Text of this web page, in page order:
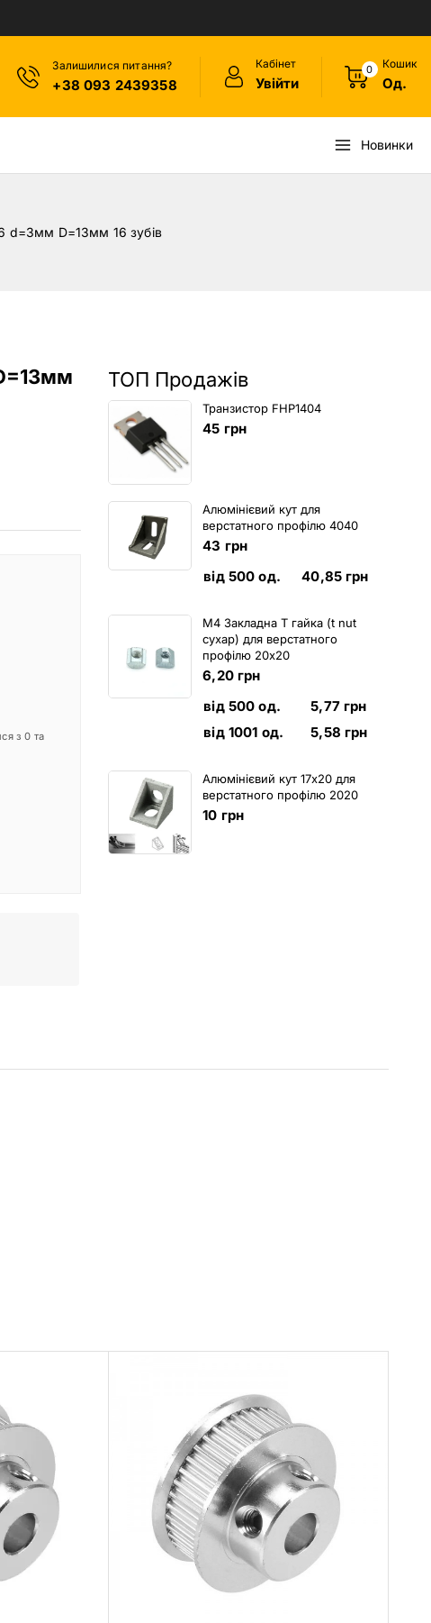
Залишилися питання?
+38 093 2439358
Кабінет
Увійти
0 Кошик
Од.
Новинки
d=3мм D=13мм 16 зубів
ТОП Продажів
Транзистор FHP1404
45 грн
Алюмінієвий кут для
верстатного профілю 4040
43 грн
від 500 од.
40,85 грн
M4 Закладна Т гайка (t nut
сухар) для верстатного
профілю 20х20
6,20 грн
від 500 од.
5,77 грн
від 1001 од.
5,58 грн
Алюмінієвий кут 17х20 для
верстатного профілю 2020
10 грн
з 0 та